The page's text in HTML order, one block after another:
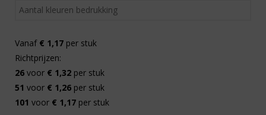
Vanaf € 1,17 per stuk
Richtprijzen:
26 voor € 1,32 per stuk
51 voor € 1,26 per stuk
101 voor € 1,17 per stuk